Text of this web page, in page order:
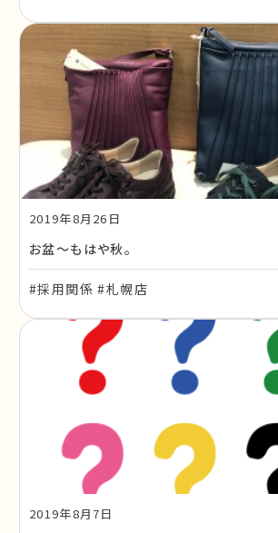
2019年8月26日
お盆～もはや秋。
#採用関係 #札幌店
2019年8月7日